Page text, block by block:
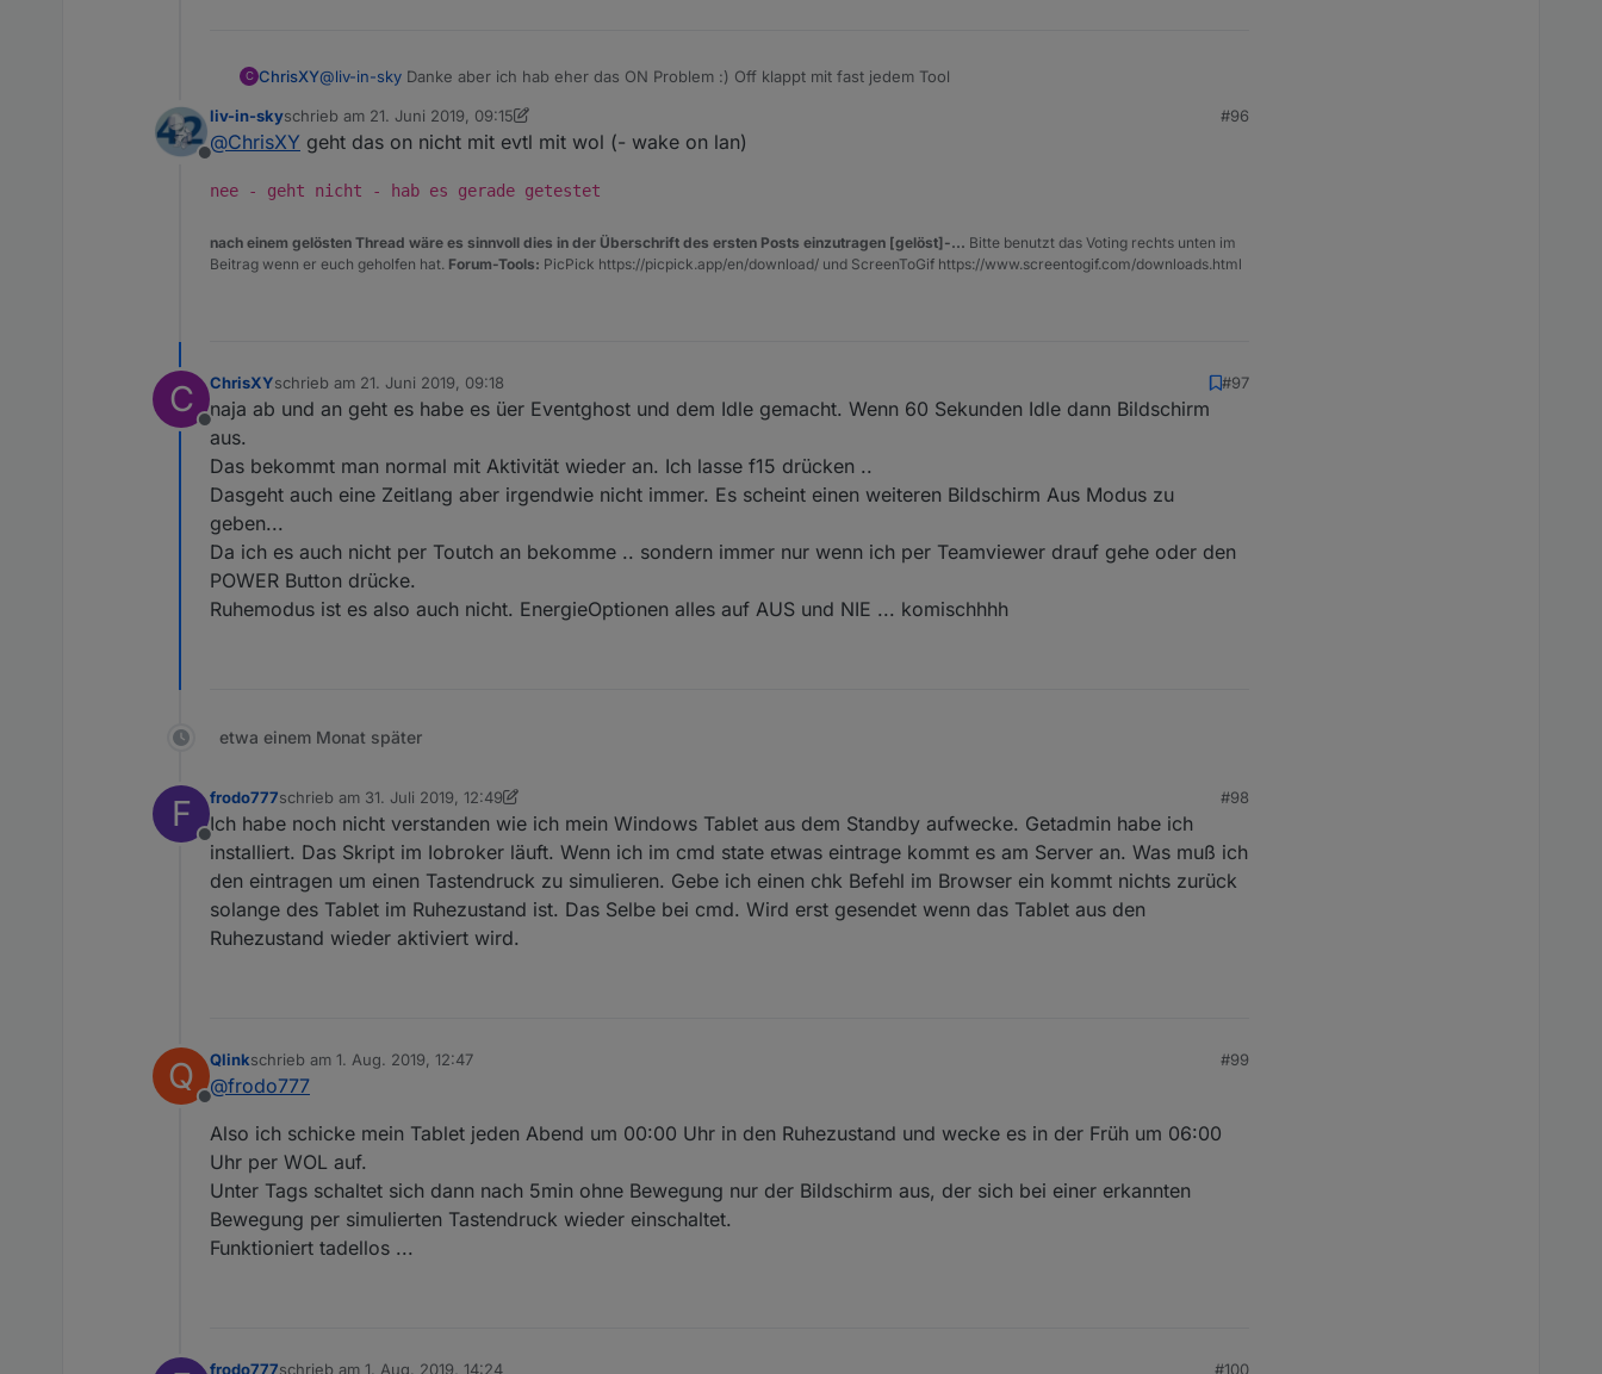
C ChrisXY@liv-in-sky Danke aber ich hab eher das ON Problem :) Off klappt mit fast jedem Tool
Offline
liv-in-skyschrieb am 21. Juni 2019, 09:15
zuletzt editiert von liv-in-sky
#96
@ChrisXY geht das on nicht mit evtl mit wol (- wake on lan)
nee - geht nicht - hab es gerade getestet
nach einem gelösten Thread wäre es sinnvoll dies in der Überschrift des ersten Posts einzutragen [gelöst]-... Bitte benutzt das Voting rechts unten im
Beitrag wenn er euch geholfen hat. Forum-Tools: PicPick https://picpick.app/en/download/ und ScreenToGif https://www.screentogif.com/downloads.html
C
Offline
ChrisXYschrieb am 21. Juni 2019, 09:18
zuletzt editiert von
#97
naja ab und an geht es habe es üer Eventghost und dem Idle gemacht. Wenn 60 Sekunden Idle dann Bildschirm
aus.
Das bekommt man normal mit Aktivität wieder an. Ich lasse f15 drücken ..
Dasgeht auch eine Zeitlang aber irgendwie nicht immer. Es scheint einen weiteren Bildschirm Aus Modus zu
geben...
Da ich es auch nicht per Toutch an bekomme .. sondern immer nur wenn ich per Teamviewer drauf gehe oder den
POWER Button drücke.
Ruhemodus ist es also auch nicht. EnergieOptionen alles auf AUS und NIE ... komischhhh
etwa einem Monat später
F
Offline
frodo777schrieb am 31. Juli 2019, 12:49
zuletzt editiert von frodo777
#98
Ich habe noch nicht verstanden wie ich mein Windows Tablet aus dem Standby aufwecke. Getadmin habe ich
installiert. Das Skript im Iobroker läuft. Wenn ich im cmd state etwas eintrage kommt es am Server an. Was muß ich
den eintragen um einen Tastendruck zu simulieren. Gebe ich einen chk Befehl im Browser ein kommt nichts zurück
solange des Tablet im Ruhezustand ist. Das Selbe bei cmd. Wird erst gesendet wenn das Tablet aus den
Ruhezustand wieder aktiviert wird.
Q
Offline
Qlinkschrieb am 1. Aug. 2019, 12:47
zuletzt editiert von
#99
@frodo777
Also ich schicke mein Tablet jeden Abend um 00:00 Uhr in den Ruhezustand und wecke es in der Früh um 06:00
Uhr per WOL auf.
Unter Tags schaltet sich dann nach 5min ohne Bewegung nur der Bildschirm aus, der sich bei einer erkannten
Bewegung per simulierten Tastendruck wieder einschaltet.
Funktioniert tadellos ...
frodo777schrieb am 1. Aug. 2019, 14:24 #100